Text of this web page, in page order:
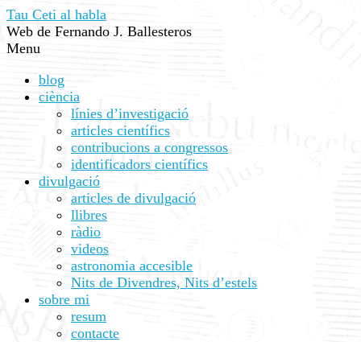
Tau Ceti al habla
Web de Fernando J. Ballesteros
Menu
blog
ciència
línies d’investigació
articles científics
contribucions a congressos
identificadors científics
divulgació
articles de divulgació
llibres
ràdio
videos
astronomia accesible
Nits de Divendres, Nits d’estels
sobre mi
resum
contacte